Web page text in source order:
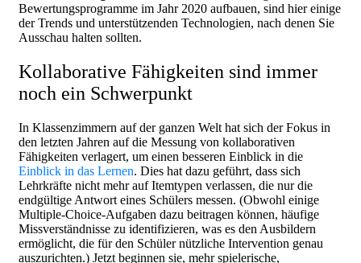
Bewertungsprogramme im Jahr 2020 aufbauen, sind hier einige
der Trends und unterstützenden Technologien, nach denen Sie
Ausschau halten sollten.
Kollaborative Fähigkeiten sind immer
noch ein Schwerpunkt
In Klassenzimmern auf der ganzen Welt hat sich der Fokus in
den letzten Jahren auf die Messung von kollaborativen
Fähigkeiten verlagert, um einen besseren Einblick in die
Einblick in das Lernen. Dies hat dazu geführt, dass sich
Lehrkräfte nicht mehr auf Itemtypen verlassen, die nur die
endgültige Antwort eines Schülers messen. (Obwohl einige
Multiple-Choice-Aufgaben dazu beitragen können, häufige
Missverständnisse zu identifizieren, was es den Ausbildern
ermöglicht, die für den Schüler nützliche Intervention genau
auszurichten.) Jetzt beginnen sie, mehr spielerische,